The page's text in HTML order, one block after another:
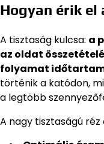
Hogyan érik el
A tisztaság kulcsa: a
az oldat
folyamat
történik a katódon,
a legtöbb
A nagy tisztaságú réz